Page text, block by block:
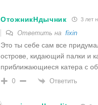
ОтожникНдычник 3 лет
Ответить на fixin
Это ты себе сам все
острове, кидающий палки и
приближающиеся катера с
0 Ответить